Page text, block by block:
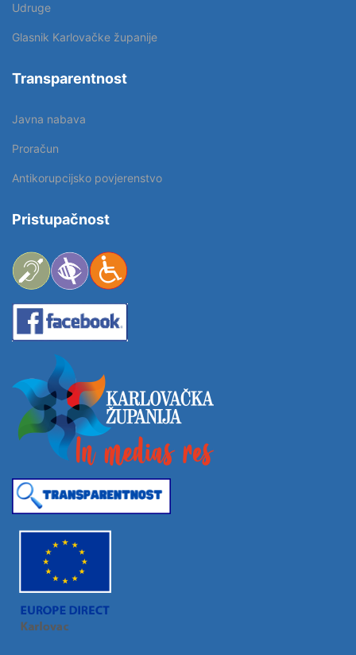
Udruge
Glasnik Karlovačke županije
Transparentnost
Javna nabava
Proračun
Antikorupcijsko povjerenstvo
Pristupačnost